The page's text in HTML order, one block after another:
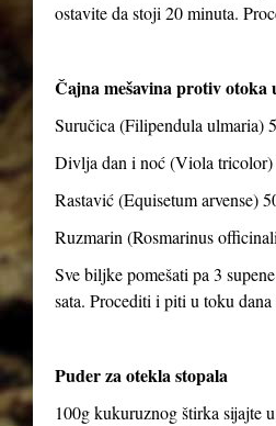
ostavite da stoji 20 minuta.
Čajna mešavina protiv otoka
Suručica (Filipendula ulmaria)
Divlja dan i noć (Viola tricolor)
Rastavić (Equisetum arvense)
Ruzmarin (Rosmarinus
Sve biljke pomešati pa 3
sata. Procediti i piti u toku
Puder za otekla stopala
100g kukuruznog štirka sijajte